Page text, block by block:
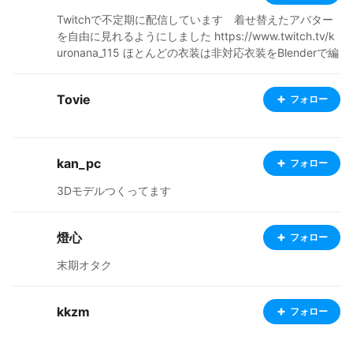
Twitchで不定期に配信しています 着せ替えたアバター
を自由に見れるようにしました https://www.twitch.tv/k
uronana_115 ほとんどの衣装は非対応衣装をBlenderで編
ttps://dolosart.booth.pm/items/3296124)を改変したも
のを使っています
Tovie フォロー
kan_pc フォロー
3Dモデルつくってます
燈心 フォロー
末期オタク
kkzm フォロー